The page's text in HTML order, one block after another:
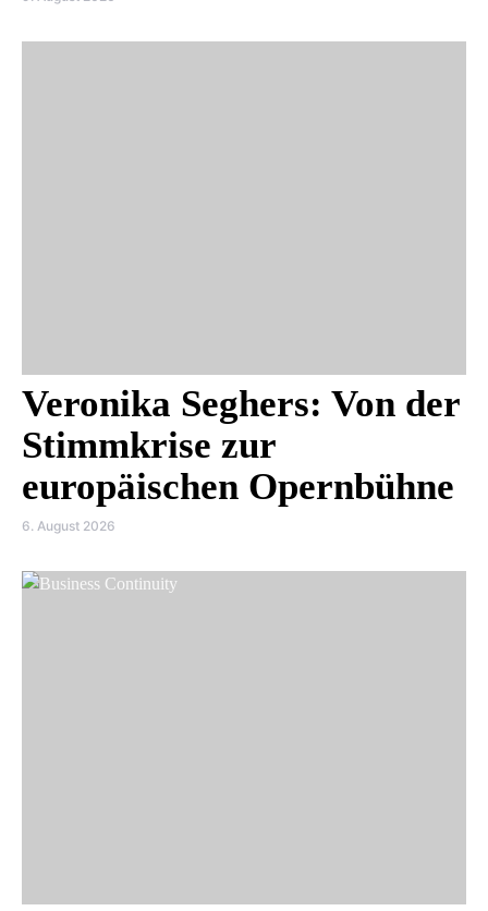
Veronika Seghers: Von der
Stimmkrise zur
europäischen Opernbühne
6. August 2026